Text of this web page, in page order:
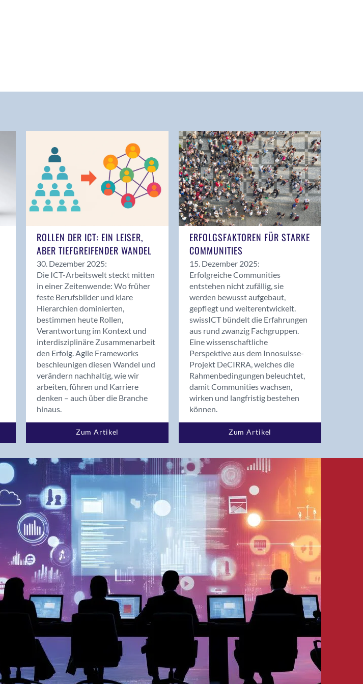
Benken (SG)
Bergdietikon
Berlin
Bern - Liebefeld
Bern-Zollikofen
Biel/Bienne
Bonstetten
Bottighofen
Bremgarten bei Bern
Brig
Brugg
Brugg AG
Brütten
Bubendorf
Bubikon
Buchs (SG)
Burgdorf
Bäretswil
Bülach
Cazis
Davos Platz
Davos Platz 1
Dierikon
ROLLEN DER ICT: EIN LEISER,
ABER TIEFGREIFENDER WANDEL
30. Dezember 2025:
Die ICT-Arbeitswelt steckt mitten
in einer Zeitenwende: Wo früher
feste Berufsbilder und klare
Hierarchien dominierten,
bestimmen heute Rollen,
Verantwortung im Kontext und
interdisziplinäre Zusammenarbeit
den Erfolg. Agile Frameworks
beschleunigen diesen Wandel und
verändern nachhaltig, wie wir
arbeiten, führen und Karriere
denken – auch über die Branche
hinaus.
Zum Artikel
ERFOLGSFAKTOREN FÜR STARKE
COMMUNITIES
15. Dezember 2025:
Erfolgreiche Communities
entstehen nicht zufällig, sie
werden bewusst aufgebaut,
gepflegt und weiterentwickelt.
swissICT bündelt die Erfahrungen
aus rund zwanzig Fachgruppen.
Eine wissenschaftliche
Perspektive aus dem Innosuisse-
Projekt DeCIRRA, welches die
Rahmenbedingungen beleuchtet,
damit Communities wachsen,
wirken und langfristig bestehen
können.
Zum Artikel